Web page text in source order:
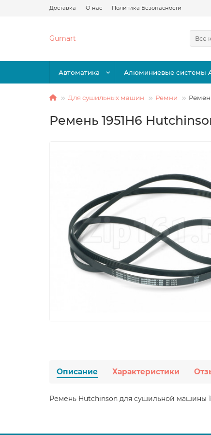
Доставка О нас Политика Безопасности
Gumart Все
Автоматика Алюминиевые системы
Для сушильных машин Ремни
Ремень 1951H6
Описание Характеристики
Ремень Hutchinson для сушильной машины